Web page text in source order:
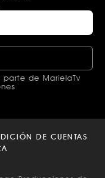
de MarielaTv
DE CUENTAS